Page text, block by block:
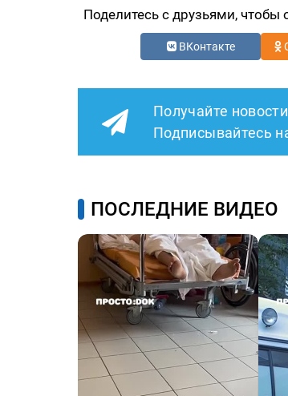
Поделитесь с друзьями,
ВКонтакте
Получайте
Подписывайтесь
ПОСЛЕДНИЕ ВИДЕО